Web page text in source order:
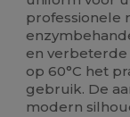
professionele
en verbeterde
op 60°C het
gebruik. De
modern